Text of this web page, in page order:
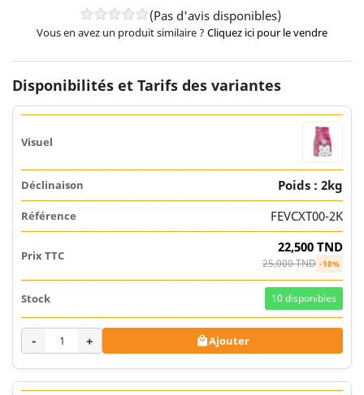
(Pas d'avis disponibles)
Vous en avez un produit similaire ? Cliquez ici pour le vendre
Disponibilités et Tarifs des variantes
Poids : 2kg
FEVCXT00-2K
22,500 TND
25,000 TND -10%
10 disponibles
- + Ajouter